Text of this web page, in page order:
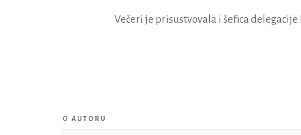
Večeri je prisustvovala i šefica delegacije
O AUTORU